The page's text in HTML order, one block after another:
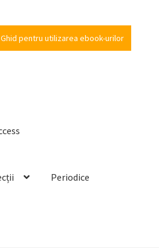
pentru utilizarea ebook-urilor
Periodice